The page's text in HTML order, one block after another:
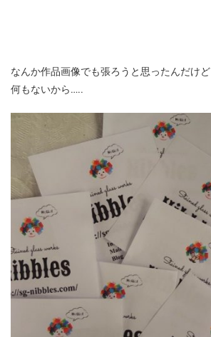
なんか作品画像でも張ろうと思ったんだけど
何もないから…..